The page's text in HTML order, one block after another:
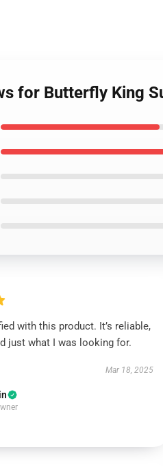
for Butterfly King
with this product. It’s reliable,
just what I was looking for.
Mar 18, 2025